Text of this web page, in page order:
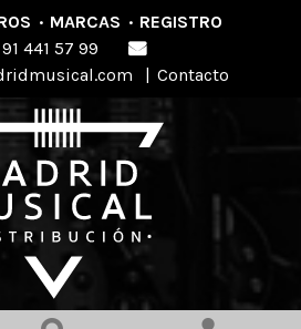
· MARCAS · REGISTRO
91 441 57 99
| Contacto